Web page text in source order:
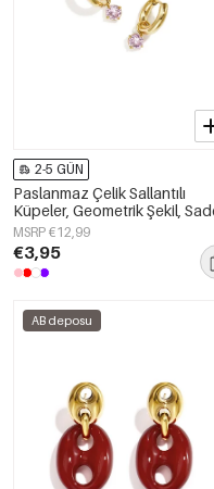
2-5 GÜN
Paslanmaz Çelik Sallantılı
Küpeler, Geometrik Şekil,
Günlük Seri, Kadın Takıları
MSRP €12,99
€3,95
AB deposu